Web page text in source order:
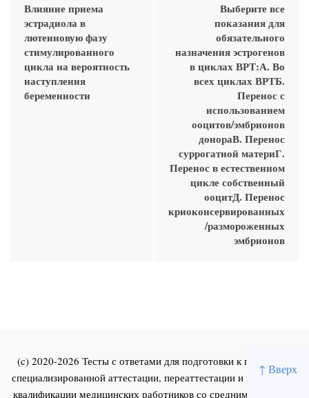
↑ Вверх
Влияние приема
эстрадиола в
лютеиновую фазу
стимулированного
цикла на вероятность
наступления
беременности
Выберите все
показания для
обязательного
назначения эстрогенов
в циклах ВРТ:А. Во
всех циклах ВРТБ.
Перенос с
использованием
ооцитов/эмбрионов
донораВ. Перенос
суррогатной материГ.
Перенос в естественном
цикле собственный
ооцитД. Перенос
криоконсервированных
/размороженных
эмбрионов
(c) 2020-2026 Тесты с ответами для подготовки к первичной
специализированной аттестации, переаттестации и повышения
квалификации медицинских работников со средним и высшим